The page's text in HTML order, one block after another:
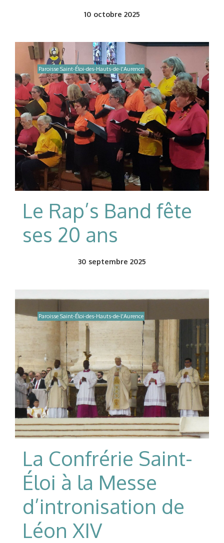
10 octobre 2025
Paroisse Saint-Éloi-des-Hauts-de-l'Aurence
Le Rap’s Band fête
ses 20 ans
30 septembre 2025
Paroisse Saint-Éloi-des-Hauts-de-l'Aurence
La Confrérie Saint-
Éloi à la Messe
d’intronisation de
Léon XIV